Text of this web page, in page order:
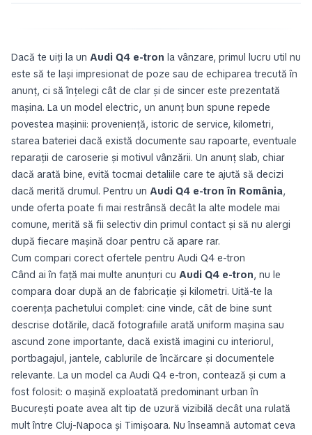
Dacă te uiți la un Audi Q4 e-tron la vânzare, primul lucru util nu
este să te lași impresionat de poze sau de echiparea trecută în
anunț, ci să înțelegi cât de clar și de sincer este prezentată
mașina. La un model electric, un anunț bun spune repede
povestea mașinii: proveniență, istoric de service, kilometri,
starea bateriei dacă există documente sau rapoarte, eventuale
reparații de caroserie și motivul vânzării. Un anunț slab, chiar
dacă arată bine, evită tocmai detaliile care te ajută să decizi
dacă merită drumul. Pentru un Audi Q4 e-tron în România,
unde oferta poate fi mai restrânsă decât la alte modele mai
comune, merită să fii selectiv din primul contact și să nu alergi
după fiecare mașină doar pentru că apare rar.
Cum compari corect ofertele pentru Audi Q4 e-tron
Când ai în față mai multe anunțuri cu Audi Q4 e-tron, nu le
compara doar după an de fabricație și kilometri. Uită-te la
coerența pachetului complet: cine vinde, cât de bine sunt
descrise dotările, dacă fotografiile arată uniform mașina sau
ascund zone importante, dacă există imagini cu interiorul,
portbagajul, jantele, cablurile de încărcare și documentele
relevante. La un model ca Audi Q4 e-tron, contează și cum a
fost folosit: o mașină exploatată predominant urban în
București poate avea alt tip de uzură vizibilă decât una rulată
mult între Cluj-Napoca și Timișoara. Nu înseamnă automat ceva